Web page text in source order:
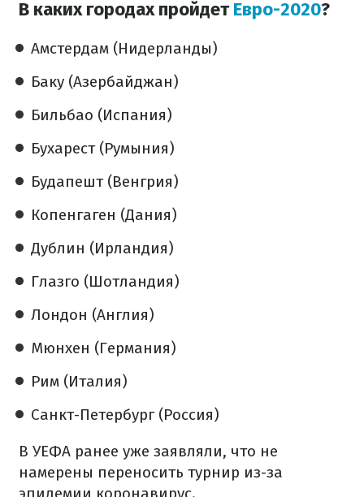
В каких городах пройдетЕвро-2020?
Амстердам (Нидерланды)
Баку (Азербайджан)
Бильбао (Испания)
Бухарест (Румыния)
Будапешт (Венгрия)
Копенгаген (Дания)
Дублин (Ирландия)
Глазго (Шотландия)
Лондон (Англия)
Мюнхен (Германия)
Рим (Италия)
Санкт-Петербург (Россия)
В УЕФА ранее уже заявляли, что не
намерены переносить турнир из-за